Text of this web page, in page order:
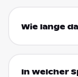
Wie lange
In welcher